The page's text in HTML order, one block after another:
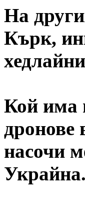
На
Кърк,
Кой има
дронове
насочи
Украйна.